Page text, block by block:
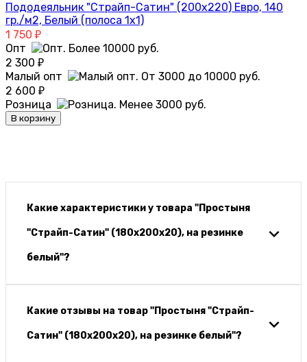
Пододеяльник "Страйп-Сатин" (200х220) Евро, 140
гр./м2, Белый (полоса 1х1)
1 750 ₽
Опт
2 300 ₽
Малый опт
2 600 ₽
Розница
В корзину
Какие характеристики у товара "Простыня
"Страйп-Сатин" (180х200х20), на резинке
белый"?
Какие отзывы на товар "Простыня "Страйп-
Сатин" (180х200х20), на резинке белый"?